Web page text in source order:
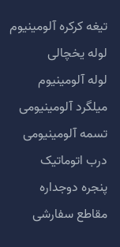
تیغه کرکره آلومینیوم
لوله یخچالی
لوله آلومینیوم
میلگرد آلومینیومی
تسمه آلومینیومی
درب اتوماتیک
پنجره دوجداره
مقاطع سفارشی